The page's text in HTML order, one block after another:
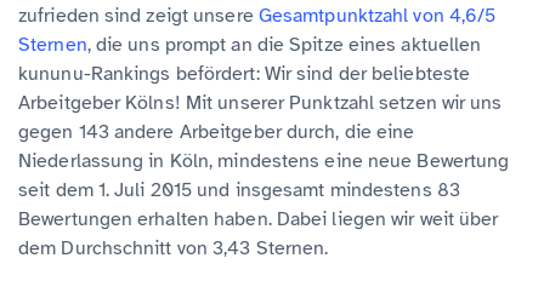
zufrieden sind zeigt unsere Gesamtpunktzahl von 4,6/5
Sternen, die uns prompt an die Spitze eines aktuellen
kununu-Rankings befördert: Wir sind der beliebteste
Arbeitgeber Kölns! Mit unserer Punktzahl setzen wir uns
gegen 143 andere Arbeitgeber durch, die eine
Niederlassung in Köln, mindestens eine neue Bewertung
seit dem 1. Juli 2015 und insgesamt mindestens 83
Bewertungen erhalten haben. Dabei liegen wir weit über
dem Durchschnitt von 3,43 Sternen.